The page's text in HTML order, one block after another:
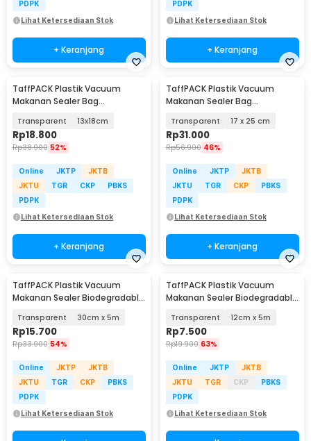
PDPK
Lihat Ketersediaan Stok
+ Keranjang
PDPK
Lihat Ketersediaan Stok
+ Keranjang
TaffPACK Plastik Vacuum
Makanan Sealer Bag
Transparent 13x18cm
Rp18.800
Rp38.900 52%
Online JKTP
JKTB
JKTU
TGR CKP
PBKS
PDPK
Lihat Ketersediaan Stok
+ Keranjang
TaffPACK Plastik Vacuum
Makanan Sealer Bag
Transparent 17 x 25 cm
Rp31.000
Rp56.900 46%
Online JKTP
JKTB
JKTU
TGR CKP
PBKS
PDPK
Lihat Ketersediaan Stok
+ Keranjang
TaffPACK Plastik Vacuum
Makanan Sealer Biodegradable
Transparent 30cm x 5m
Rp15.700
Rp33.900 54%
Online JKTP
JKTB
JKTU
TGR CKP
PBKS
PDPK
Lihat Ketersediaan Stok
TaffPACK Plastik Vacuum
Makanan Sealer Biodegradable
Transparent 12cm x 5m
Rp7.500
Rp19.900 63%
Online JKTP
JKTB
JKTU
TGR CKP
PBKS
PDPK
Lihat Ketersediaan Stok